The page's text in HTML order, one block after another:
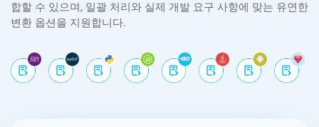
합할 수 있으며, 일괄 처리와 실제 개발 요구 사항에 맞는 유연한
변환 옵션을 지원합니다.